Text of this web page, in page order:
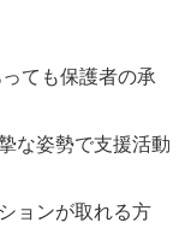
ても保護者の承
な姿勢で支援活動
ョンが取れる方